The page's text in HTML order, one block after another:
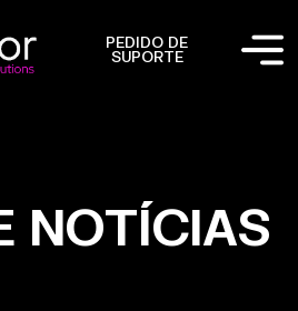
PEDIDO DE
SUPORTE
NOTÍCIAS